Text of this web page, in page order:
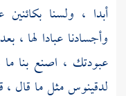
أبدا ، ولسنا
وأجسادنا عبادا لها ،
عبودتك ، اصنع بنا
لدقينوسمثل ما قال ،